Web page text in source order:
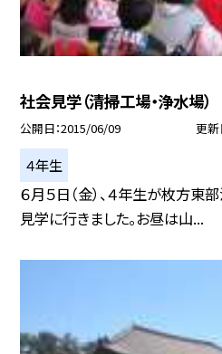
社会見学（清掃工場・浄水場）
公開日 2015/06/09 更新
４年生
６月５日（金）、４年生が枚方
見学に行きました。お昼は山...